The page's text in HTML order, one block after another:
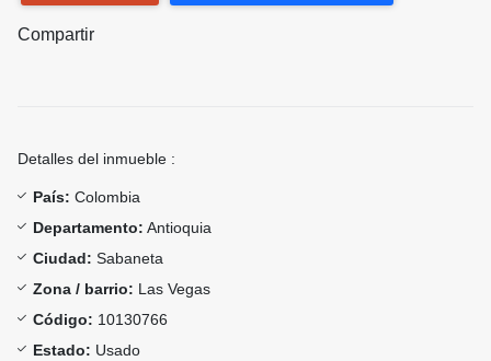
Compartir
Detalles del inmueble :
País: Colombia
Departamento: Antioquia
Ciudad: Sabaneta
Zona / barrio: Las Vegas
Código: 10130766
Estado: Usado